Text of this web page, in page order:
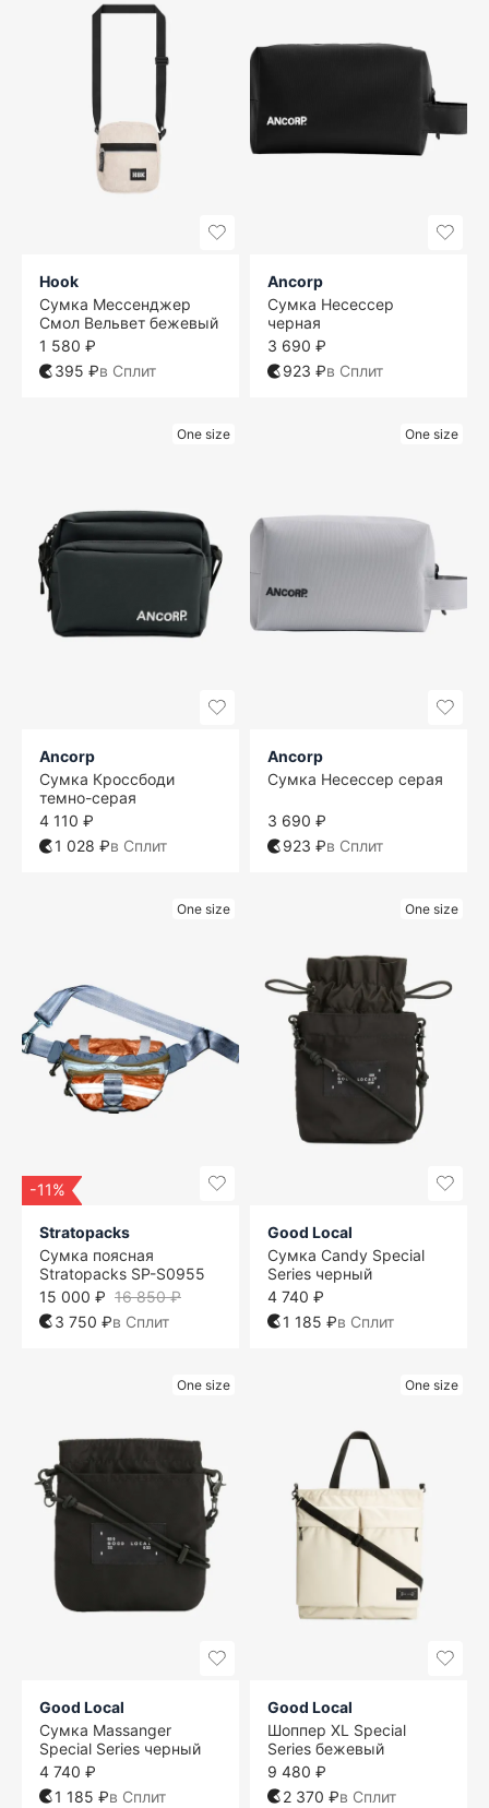
Hook
Сумка Мессенджер
Смол Вельвет бежевый
1 580 ₽
395 ₽в Сплит
Ancorp
Сумка Несессер
черная
3 690 ₽
923 ₽в Сплит
One size
Ancorp
Сумка Кроссбоди
темно-серая
4 110 ₽
1 028 ₽в Сплит
One size
Ancorp
Сумка Несессер серая
3 690 ₽
923 ₽в Сплит
One size
-11%
Stratopacks
Сумка поясная
Stratopacks SP-S0955
16 850 ₽
15 000 ₽
3 750 ₽в Сплит
One size
Good Local
Сумка Candy Special
Series черный
4 740 ₽
1 185 ₽в Сплит
One size
Good Local
Сумка Massanger
Special Series черный
4 740 ₽
1 185 ₽в Сплит
One size
Good Local
Шоппер XL Special
Series бежевый
9 480 ₽
2 370 ₽в Сплит